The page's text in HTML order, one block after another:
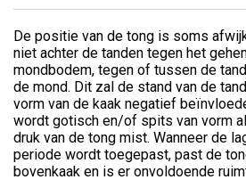
De positie van de tong is soms
niet achter de tanden tegen het
mondbodem, tegen of tussen de
de mond. Dit zal de stand van de
vorm van de kaak negatief
wordt gotisch en/of spits van vorm
druk van de tong mist. Wanneer de
periode wordt toegepast, past de
bovenkaak en is er onvoldoende